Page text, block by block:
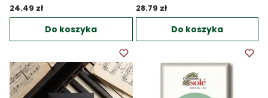
24.49 zł
Do koszyka
28.79 zł
Do koszyka